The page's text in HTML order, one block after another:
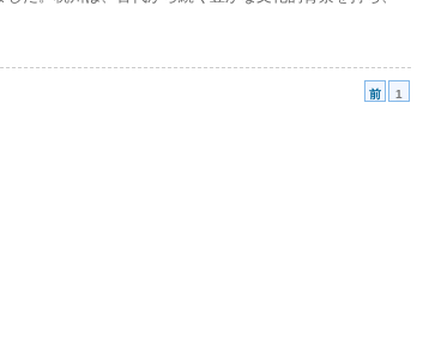
前 1